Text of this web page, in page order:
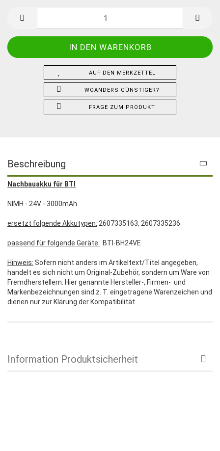
AUF DEN MERKZETTEL
WOANDERS GÜNSTIGER?
FRAGE ZUM PRODUKT
Beschreibung
Nachbauakku für BTI
NIMH - 24V - 3000mAh
ersetzt folgende Akkutypen: 2607335163, 2607335236
passend für folgende Geräte: BTI-BH24VE
Hinweis: Sofern nicht anders im Artikeltext/Titel angegeben,
handelt es sich nicht um Original-Zubehör, sondern um Ware von
Fremdherstellern. Hier genannte Hersteller-, Firmen- und
Markenbezeichnungen sind z. T. eingetragene Warenzeichen und
dienen nur zur Klärung der Kompatibilität.
Information Produktsicherheit